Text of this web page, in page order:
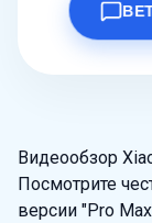
Видеообзор
Посмотрите
версии "Pro